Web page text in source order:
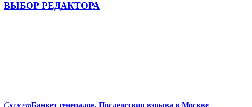
ВЫБОР РЕДАКТОРА
СюжетБанкет генералов. Последствия взрыва в Москве